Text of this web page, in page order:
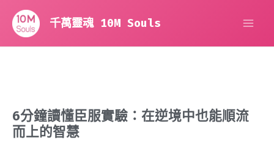
要
千萬靈魂 10M Souls
6分鐘讀懂臣服實驗：在逆境中也能順流
而上的智慧